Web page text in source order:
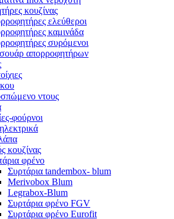
κουζίνας
ελεύθεροι
καμινάδα
συρόμενοι
απορροφητήρων
ντους
φούρνοι
κουζίνας
φρένο
Συρτάρια tandembox- blum
Merivobox Blum
Legrabox-Blum
Συρτάρια φρένο FGV
Συρτάρια φρένο Eurofit